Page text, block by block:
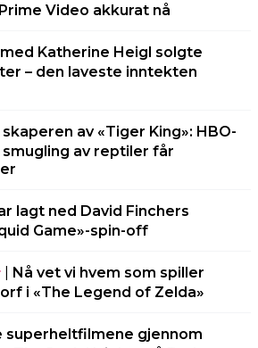
Video akkurat nå
Katherine Heigl solgte
– den laveste inntekten
skaperen av «Tiger King»: HBO-
av reptiler får
lagt ned David Finchers
Game»-spin-off
Nå vet vi hvem som spiller
i «The Legend of Zelda»
superheltfilmene gjennom